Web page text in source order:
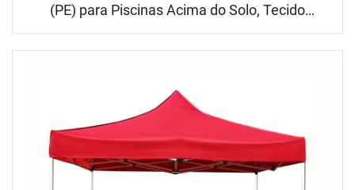
(PE) para Piscinas Acima do Solo, Tecido
Durável em PE, Instalação Fácil, Personalizável